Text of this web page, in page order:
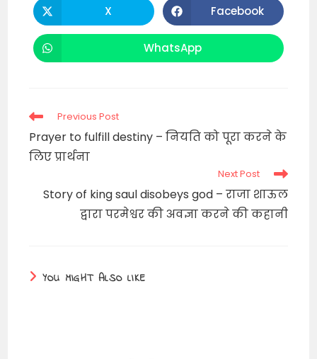
Opens
in
a
X Opens
in
a
Facebook
Opens
in
WhatsApp
Read
articles
Previous Post
Prayer to fulfill destiny – नियति को पूरा करने के
लिए प्रार्थना
Next Post
Story of king saul disobeys god – राजा शाऊल
द्वारा परमेश्वर की अवज्ञा करने की कहानी
YOU MIGHT ALSO LIKE